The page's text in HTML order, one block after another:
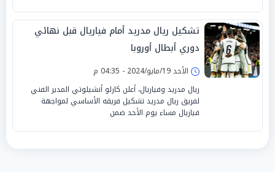
تشكيل ريال مدريد أمام فياريال قبل نهائي
دوري أبطال أوروبا
الأحد 19/مايو/2024 - 04:35 م
ريال مدريد وفياريال، أعلن كارلو أنشيلوتي المدير الفني
لفريق ريال مدريد تشكيل فريقه الأساسي لمواجهة
فياريال مساء يوم الأحد ضمن